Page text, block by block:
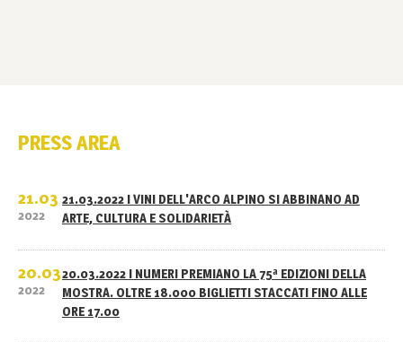
PRESS AREA
21.03
2022
21.03.2022 I VINI DELL'ARCO ALPINO SI ABBINANO AD
ARTE, CULTURA E SOLIDARIETÀ
20.03
2022
20.03.2022 I NUMERI PREMIANO LA 75ª EDIZIONI DELLA
MOSTRA. OLTRE 18.000 BIGLIETTI STACCATI FINO ALLE
ORE 17.00